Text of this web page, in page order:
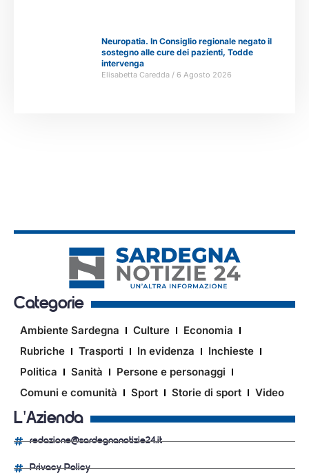
Neuropatia. In Consiglio regionale negato il
sostegno alle cure dei pazienti, Todde
intervenga
Elisabetta Caredda 6 Agosto 2026
Categorie
Ambiente Sardegna Culture
Economia
Rubriche
Trasporti In evidenza
Inchieste
Politica
Sanità
Persone e personaggi
Comuni e comunità
Sport Storie di sport Video
L'Azienda
redazione@sardegnanotizie24.it
Privacy Policy